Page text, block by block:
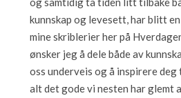
kunnskap og levesett, har blitt
mine skriblerier her på
ønsker jeg å dele både av
oss underveis og å inspirere
alt det gode vi nesten har glemt